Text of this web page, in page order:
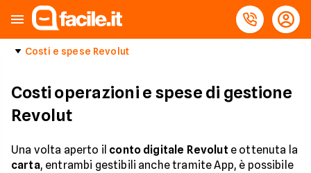
Costi e spese Revolut
Costi operazioni e spese di gestione
Revolut
Una volta aperto il conto digitale Revolut e ottenuta la
carta, entrambi gestibili anche tramite App, è possibile